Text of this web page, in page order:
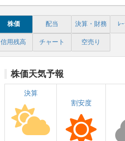
株価 配当 決算・財務 ﾚ
信用残高 チャート 空売り
株価天気予報
決算
割安度